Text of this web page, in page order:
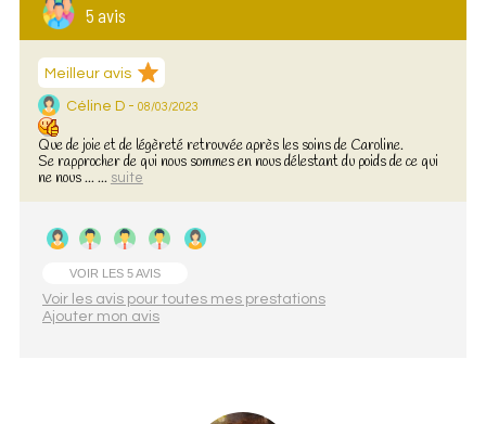
5 avis
Meilleur avis
Céline D - 08/03/2023
Que de joie et de légèreté retrouvée après les soins de Caroline.
Se rapprocher de qui nous sommes en nous délestant du poids de ce qui
ne nous ... ... suite
VOIR LES 5 AVIS
Voir les avis pour toutes mes prestations
Ajouter mon avis